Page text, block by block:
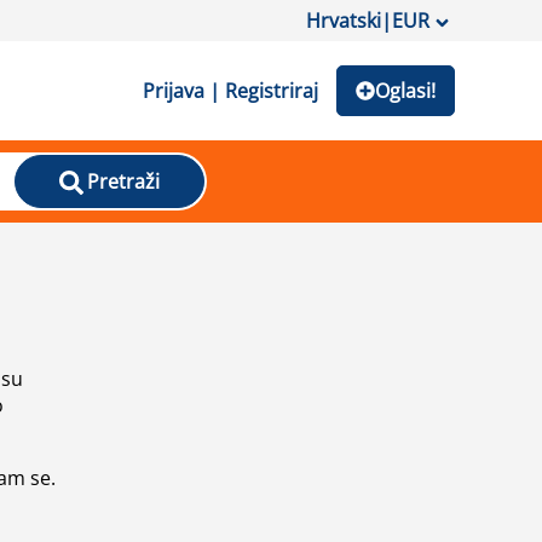
Hrvatski|EUR
Prijava | Registriraj Oglasi!
Pretraži
se.